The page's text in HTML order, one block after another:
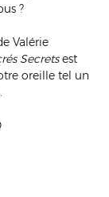
?
Valérie
Secrets est
oreille tel un